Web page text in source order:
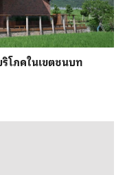
โภคในเขตชนบท